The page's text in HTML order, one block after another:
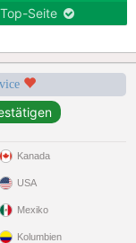
Top-Seite
Kanada
USA
Mexiko
Kolumbien